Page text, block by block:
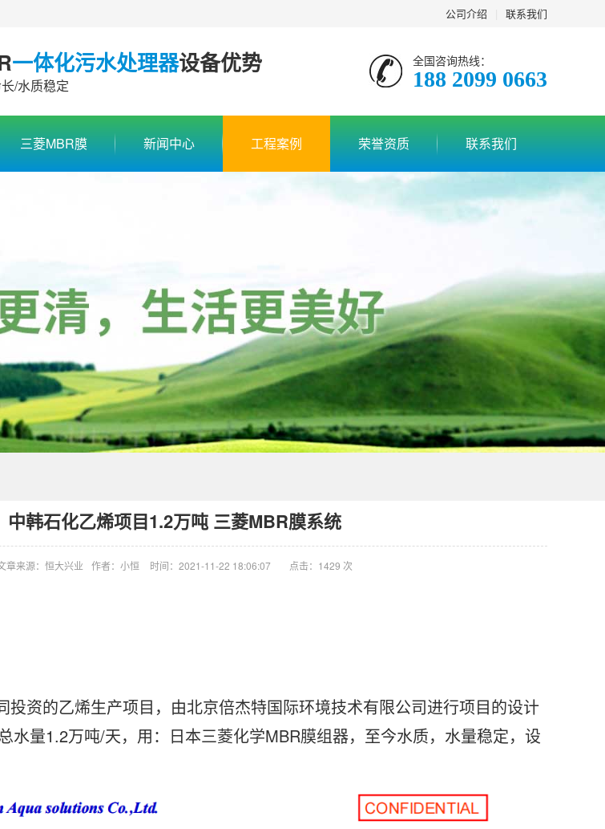
公司介绍 联系我们
一体化污水处理器设备优势
/水质稳定
全国咨询热线：
188 2099 0663
三菱MBR膜 新闻中心 工程案例 荣誉资质 联系我们
中韩石化乙烯项目1.2万吨 三菱MBR膜系统
章来源：恒大兴业 作者：小恒 时间：2021-11-22 18:06:07 点击：1429 次
投资的乙烯生产项目，由北京倍杰特国际环境技术有限公司进行项目的设计
水量1.2万吨/天，用： 日本三菱化学MBR膜组器，至今水质，水量稳定，设